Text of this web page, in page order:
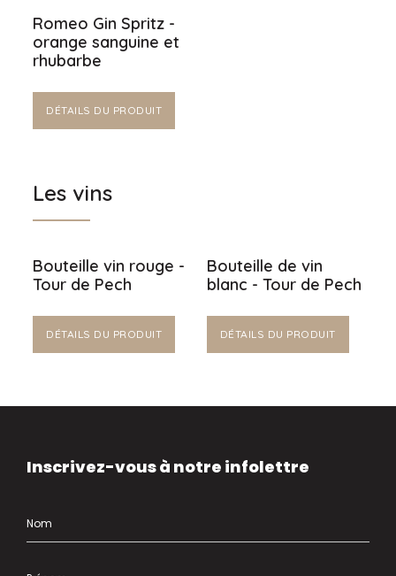
Romeo Gin Spritz -
orange sanguine et
rhubarbe
DÉTAILS DU PRODUIT
Les vins
Bouteille vin rouge -
Tour de Pech
DÉTAILS DU PRODUIT
Bouteille de vin
blanc - Tour de Pech
DÉTAILS DU PRODUIT
Inscrivez-vous à notre infolettre